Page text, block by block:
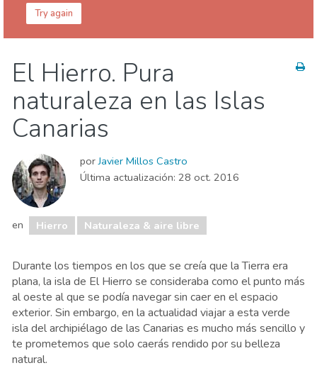
Try again
Naturaleza & aire libre
El Hierro. Pura
naturaleza en las Islas
Canarias
porJavier Millos Castro
Última actualización: 28 oct. 2016
en Hierro Naturaleza & aire libre
Durante los tiempos en los que se creía que la Tierra era
plana, la isla de El Hierro se consideraba como el punto más
al oeste al que se podía navegar sin caer en el espacio
exterior. Sin embargo, en la actualidad viajar a esta verde
isla del archipiélago de las Canarias es mucho más sencillo y
te prometemos que solo caerás rendido por su belleza
natural.